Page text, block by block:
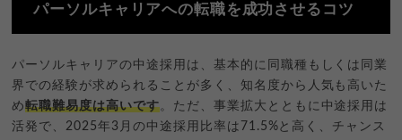
パーソルキャリアへの転職を成功させるコツ
パーソルキャリアの中途採用は、基本的に同職種もしくは同業
界での経験が求められることが多く、知名度から人気も高いた
め転職難易度は高いです。ただ、事業拡大とともに中途採用は
活発で、2025年3月の中途採用比率は71.5%と高く、チャンス